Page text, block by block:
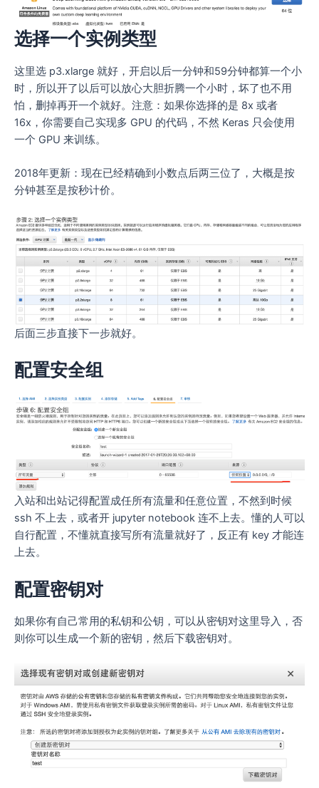
选择一个实例类型
这里选 p3.xlarge 就好，开启以后一分钟和59分钟都算一个小
时，所以开了以后可以放心大胆折腾一个小时，坏了也不用
怕，删掉再开一个就好。注意：如果你选择的是 8x 或者
16x，你需要自己实现多 GPU 的代码，不然 Keras 只会使用
一个 GPU 来训练。
2018年更新：现在已经精确到小数点后两三位了，大概是按
分钟甚至是按秒计价。
后面三步直接下一步就好。
配置安全组
入站和出站记得配置成任所有流量和任意位置，不然到时候
ssh 不上去，或者开 jupyter notebook 连不上去。懂的人可以
自行配置，不懂就直接写所有流量就好了，反正有 key 才能连
上去。
配置密钥对
如果你有自己常用的私钥和公钥，可以从密钥对这里导入，否
则你可以生成一个新的密钥，然后下载密钥对。